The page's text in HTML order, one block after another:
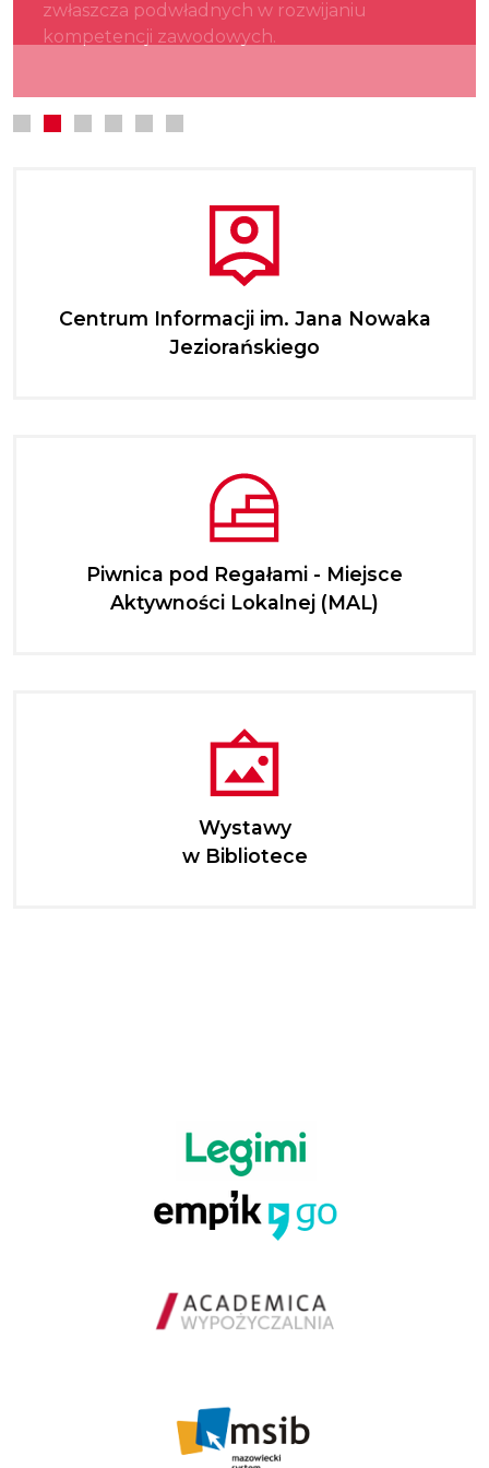
zwłaszcza podwładnych w rozwijaniu
kompetencji zawodowych.
kultury.
najmłodszych.
Centrum Informacji im. Jana Nowaka
Jeziorańskiego
Piwnica pod Regałami - Miejsce
Aktywności Lokalnej (MAL)
Wystawy
w Bibliotece